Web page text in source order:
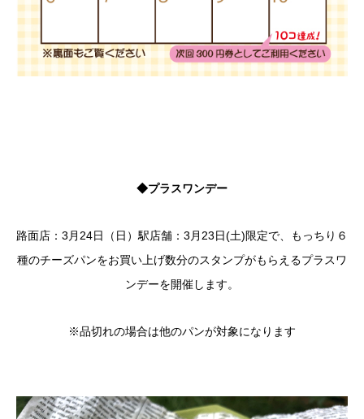
◆プラスワンデー
路面店：3月24日（日）駅店舗：3月23日(土)限定で、もっちり６
種のチーズパンをお買い上げ数分のスタンプがもらえるプラスワ
ンデーを開催します。
※品切れの場合は他のパンが対象になります